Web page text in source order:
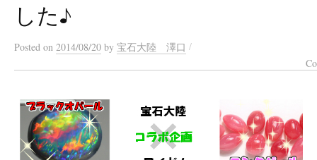
した♪
Posted on 2014/08/20 by 宝石大陸 澤口 /